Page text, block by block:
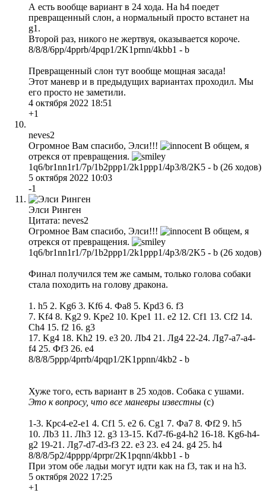
А есть вообще вариант в 24 хода. На h4 поедет
превращенный слон, а нормальный просто встанет на
g1.
Второй раз, никого не жертвуя, оказывается короче.
8/8/8/6pp/4pprb/4pqp1/2K1prnn/4kbb1 - b
Превращенный слон тут вообще мощная засада!
Этот маневр и в предыдущих вариантах проходил. Мы
его просто не заметили.
4 октября 2022 18:51
+1
neves2
Огромное Вам спасибо, Элси!!!
В общем, я
отрекся от превращения.
1q6/br1nn1r1/7p/1b2ppp1/2k1ppp1/4p3/8/2K5 - b (26 ходов)
5 октября 2022 10:03
-1
Элси Ринген
Цитата: neves2
Огромное Вам спасибо, Элси!!!
В общем, я
отрекся от превращения.
1q6/br1nn1r1/7p/1b2ppp1/2k1ppp1/4p3/8/2K5 - b (26 ходов)
Финал получился тем же самым, только голова собаки
стала походить на голову дракона.
1. h5 2. Kg6 3. Kf6 4. Фа8 5. Крd3 6. f3
7. Kf4 8. Kg2 9. Kpe2 10. Kpe1 11. e2 12. Cf1 13. Cf2 14.
Ch4 15. f2 16. g3
17. Kg4 18. Kh2 19. e3 20. Лb4 21. Лg4 22-24. Лg7-a7-a4-
f4 25. Фf3 26. e4
8/8/8/5ppp/4prrb/4pqp1/2K1ppnn/4kb2 - b
Хуже того, есть вариант в 25 ходов. Собака с ушами.
Это к вопросу, что все маневры известны (с)
1-3. Крс4-е2-е1 4. Cf1 5. e2 6. Cg1 7. Фа7 8. Фf2 9. h5
10. Лb3 11. Лh3 12. g3 13-15. Kd7-f6-g4-h2 16-18. Kg6-h4-
g2 19-21. Лg7-d7-d3-f3 22. e3 23. e4 24. g4 25. h4
8/8/8/5p2/4pppp/4prpr/2K1pqnn/4kbb1 - b
При этом обе ладьи могут идти как на f3, так и на h3.
5 октября 2022 17:25
+1